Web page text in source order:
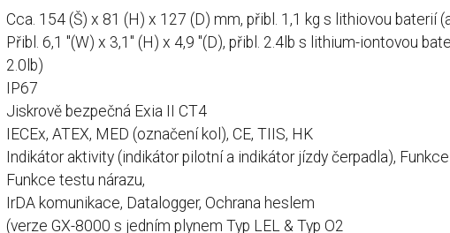
Cca. 154 (Š) x 81 (H) x 127 (D) mm, přibl. 1,1 kg s lithiovou baterií
Přibl. 6,1 "(W) x 3,1" (H) x 4,9 "(D), přibl. 2.4lb s lithium-iontovou
2.0lb)
IP67
Jiskrově bezpečná Exia II CT4
IECEx, ATEX, MED (označení kol), CE, TIIS, HK
Indikátor aktivity (indikátor pilotní a indikátor jízdy čerpadla),
Funkce testu nárazu,
IrDA komunikace, Datalogger, Ochrana heslem
(verze GX-8000 s jedním plynem Typ LEL & Typ O2